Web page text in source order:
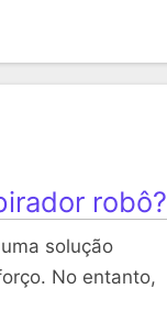
robô?
solução
No entanto,